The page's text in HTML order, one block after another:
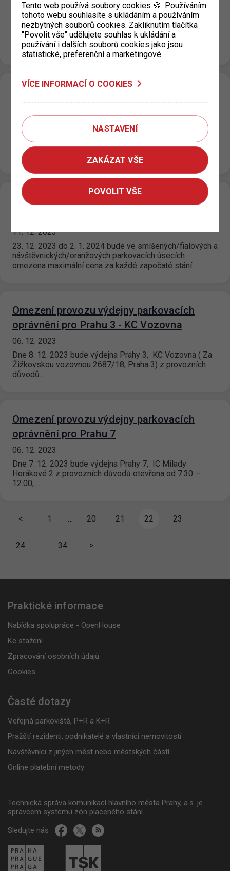
19. 12. 2023
Občané Ukrajiny, kterým byla udělena dočasná ochrana
nebo jsou držiteli víza za účelem strpění, mají od 1. 1.
2024 nově povinnost…
prosince a během vánočních prázdnin
14. 12. 2023
V průběhu prosince 2023 budou mít některé výdejny
omezenou provozní dobu. Omezení jsou uvedena v
tabulce: Výdejna Datum Provozní doba…
Parkování v ZPS po dobu vánočních svátků
11. 12. 2023
23. 12. 2023 do 2. 1. 2024 bude ve smíšených/fialových a
návštěvnických/oranžových parkovacích úsecích
omezena maximální cena za každé započaté stání…
Omezení provozu výdejny parkovacích
oprávnění pro Prahu 3 - KC Vozovna
06. 12. 2023
Dne 8. 12. 2023 bude výdejna Prahy 3, KC Vozovna ( Za
Žižkovskou vozovnou 2687/18, Praha 3) z provozních
důvodů…
Omezení provozu výdejny parkovacích
oprávnění pro Prahu 7
06. 12. 2023
Dne 7. 12. 2023 bude výdejna Prahy 7, IC Milady
Horákové 2 z provozních důvodů otevřena od 7.30 –
12.00,…
< 1 … 20 21 22 23
24 … 34 >
Praktické informace
Nabídka spolupráce - OpenHouse
Ke stažení
Zpracování osobních údajů
Cookies
Časté dotazy
Veřejná parkoviště, P+R a K+R
Pražští rezidenti, podnikatelé a vlastníci nemovitostí
Návštěvníci z jiných měst nebo městských částí
Online platební metody
Technická správa komunikací hlavního města Prahy, a.s. je
správcem systému zón placeného stání.
Sledujte nás
Tento web používá soubory cookies 🍪. Používáním
tohoto webu souhlasíte s ukládáním a používáním
nezbytných souborů cookies. Zakliknutím tlačítka
"Povolit vše" udělujete souhlas k ukládání a
používání i dalších souborů cookies jako jsou
statistické, preferenční a marketingové.
VÍCE INFORMACÍ O COOKIES
NASTAVENÍ
ZAKÁZAT VŠE
POVOLIT VŠE